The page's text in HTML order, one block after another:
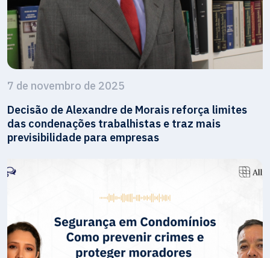
7 de novembro de 2025
Decisão de Alexandre de Morais reforça limites
das condenações trabalhistas e traz mais
previsibilidade para empresas